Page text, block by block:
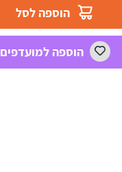
הוספה לסל
הוספה למועדפים